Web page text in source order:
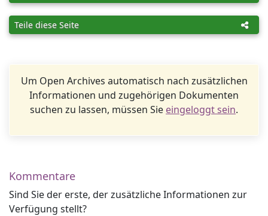
Teile diese Seite
Um Open Archives automatisch nach zusätzlichen
Informationen und zugehörigen Dokumenten
suchen zu lassen, müssen Sie eingeloggt sein.
Kommentare
Sind Sie der erste, der zusätzliche Informationen zur
Verfügung stellt?